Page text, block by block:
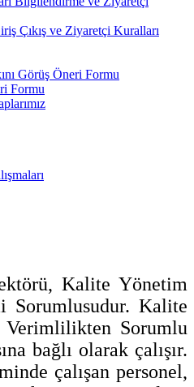
Çıkış ve Ziyaretçi Kuralları
Görüş Öneri Formu
Formu
Kalite Yönetim
Kalite
Verimlilikten Sorumlu
bağlı olarak çalışır.
çalışan personel,